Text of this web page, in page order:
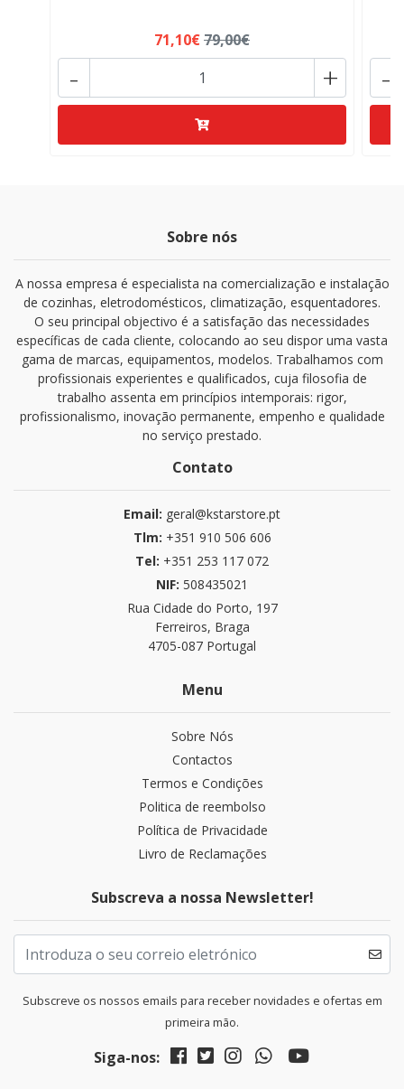
71,10€79,00€
+
- -
Sobre nós
A nossa empresa é especialista na comercialização e instalação
de cozinhas, eletrodomésticos, climatização, esquentadores.
O seu principal objectivo é a satisfação das necessidades
específicas de cada cliente, colocando ao seu dispor uma vasta
gama de marcas, equipamentos, modelos. Trabalhamos com
profissionais experientes e qualificados, cuja filosofia de
trabalho assenta em princípios intemporais: rigor,
profissionalismo, inovação permanente, empenho e qualidade
no serviço prestado.
Contato
Email: geral@kstarstore.pt
Tlm: +351 910 506 606
Tel: +351 253 117 072
NIF: 508435021
Rua Cidade do Porto, 197
Ferreiros, Braga
4705-087 Portugal
Menu
Sobre Nós
Contactos
Termos e Condições
Politica de reembolso
Política de Privacidade
Livro de Reclamações
Subscreva a nossa Newsletter!
Subscreve os nossos emails para receber novidades e ofertas em
primeira mão.
Siga-nos: